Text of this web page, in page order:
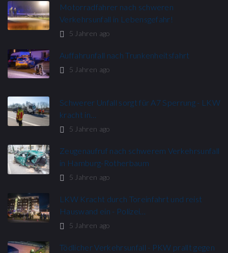
Motorradfahrer nach schweren
Verkehrsunfall in Lebensgefahr!
5 Jahren ago
Auffahrunfall nach Trunkenheitsfahrt
5 Jahren ago
Schwerer Unfall sorgt für A7 Sperrung - LKW
kracht in…
5 Jahren ago
Zeugenaufruf nach schwerem Verkehrsunfall
in Hamburg-Rotherbaum
5 Jahren ago
LKW Kracht durch Toreinfahrt und reist
Hauswand ein - Polizei…
5 Jahren ago
Tödlicher Verkehrsunfall - PKW prallt gegen